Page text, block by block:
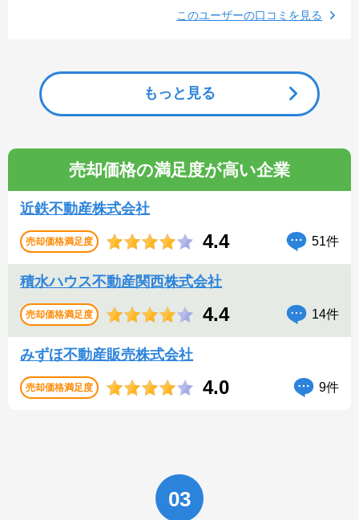
このユーザーの口コミを見る
もっと見る
売却価格の満足度が高い企業
近鉄不動産株式会社
売却価格満足度 4.4 51件
積水ハウス不動産関西株式会社
売却価格満足度 4.4 14件
みずほ不動産販売株式会社
売却価格満足度 4.0 9件
03